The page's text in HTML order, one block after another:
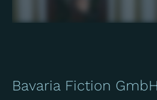
Bavaria Fiction GmbH